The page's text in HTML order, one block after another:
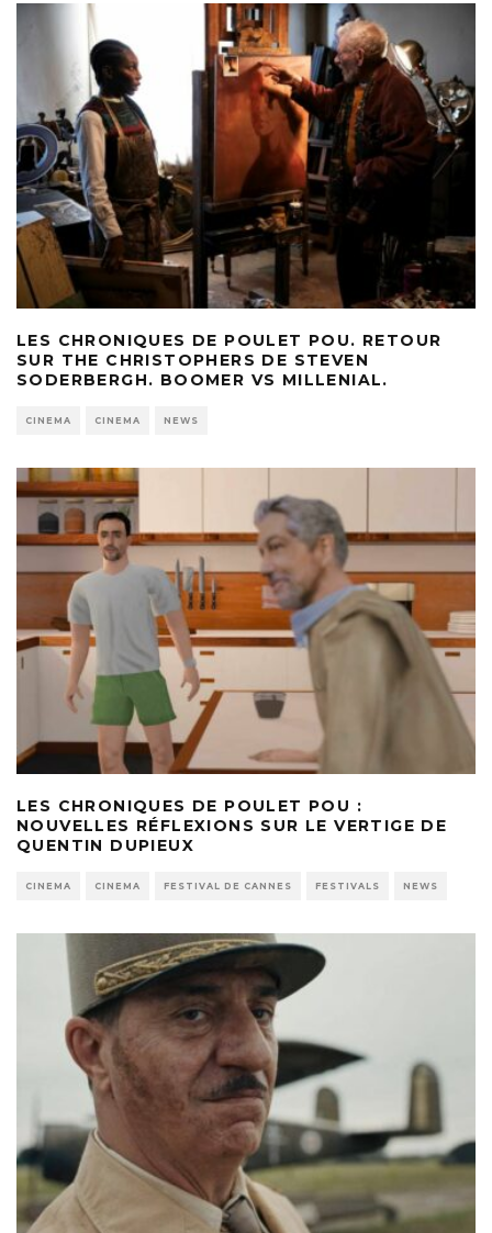
LES CHRONIQUES DE POULET POU. RETOUR
SUR THE CHRISTOPHERS DE STEVEN
SODERBERGH. BOOMER VS MILLENIAL.
CINEMA CINEMA NEWS
LES CHRONIQUES DE POULET POU :
NOUVELLES RÉFLEXIONS SUR LE VERTIGE DE
QUENTIN DUPIEUX
CINEMA CINEMA FESTIVAL DE CANNES FESTIVALS NEWS